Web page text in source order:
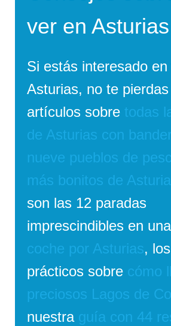
ver en Asturias
Si estás interesado
Asturias, no te
artículos sobre todas
de Asturias con
nueve pueblos de
más bonitos de
son las 12 paradas
imprescindibles en una
coche por Asturias,
prácticos sobre cómo
preciosos Lagos de
nuestra guía con 44